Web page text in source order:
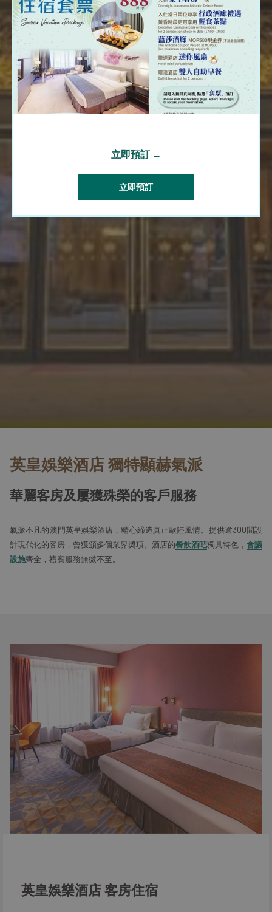
英皇娛樂酒店 獨特顯赫氣派
華麗客房及屢獲殊榮的客戶服務
氣派不凡的澳門英皇娛樂酒店，精心締造真正歐陸風情。提供逾300間設
計現代化的客房，曾獲頒多個業界奬項。酒店的餐飲酒吧獨具特色， 會議
設施齊全，禮賓服務無微不至。
英皇娛樂酒店 客房住宿
立即預訂
立即預訂